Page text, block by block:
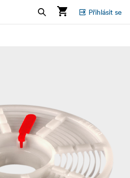
Přihlásit se